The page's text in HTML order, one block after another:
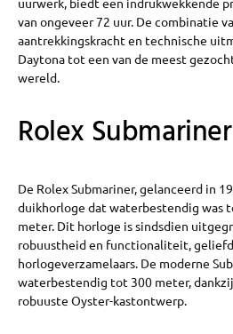
van ongeveer 72 uur. De combinatie
aantrekkingskracht en technische
Daytona tot een van de meest
wereld.
Rolex Submariner
De Rolex Submariner, gelanceerd in
duikhorloge dat waterbestendig was
meter. Dit horloge is sindsdien
robuustheid en functionaliteit,
horlogeverzamelaars. De moderne
waterbestendig tot 300 meter,
robuuste Oyster-kastontwerp.